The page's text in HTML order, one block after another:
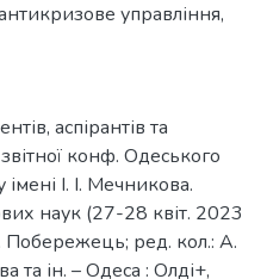
управління,
аспірантів та
конф. Одеського
І. І. Мечникова.
наук (27-28 квіт. 2023
Побережець; ред. кол.: А.
та ін. – Одеса : Олді+,